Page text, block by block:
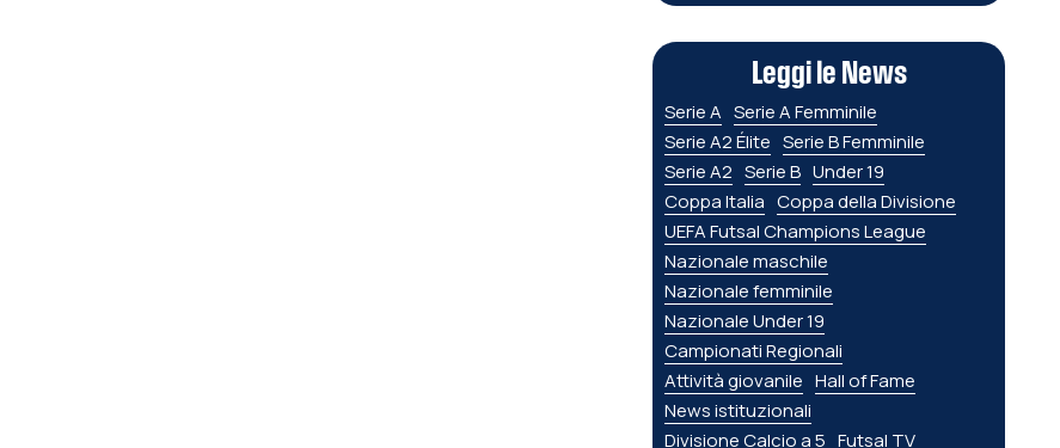
Leggi le News
Serie A Serie A Femminile
Serie A2 Élite Serie B Femminile
Serie A2 Serie B Under 19
Coppa Italia Coppa della Divisione
UEFA Futsal Champions League
Nazionale maschile
Nazionale femminile
Nazionale Under 19
Campionati Regionali
Attività giovanile Hall of Fame
News istituzionali
Divisione Calcio a 5 Futsal TV